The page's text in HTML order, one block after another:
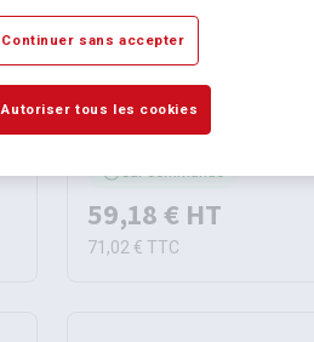
Contrôleur lumières série
Beamz
Sur commande
59,18 € HT
71,02 € TTC
Continuer sans accepter
Autoriser tous les cookies